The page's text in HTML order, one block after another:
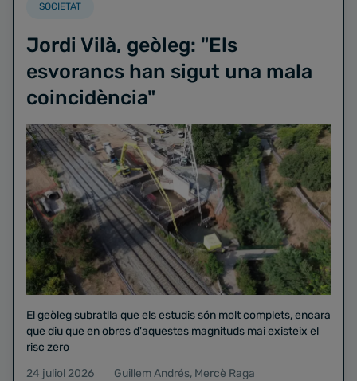
SOCIETAT
Jordi Vilà, geòleg: "Els
esvorancs han sigut una mala
coincidència"
El geòleg subratlla que els estudis són molt complets, encara
que diu que en obres d'aquestes magnituds mai existeix el
risc zero
24 juliol 2026
Guillem Andrés, Mercè Raga